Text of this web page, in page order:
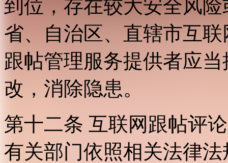
到位，存在较大安全风
省、自治区、直辖市互
跟帖管理服务提供者应
改，消除隐患。
第十二条 互联网跟帖评
有关部门依照相关法律